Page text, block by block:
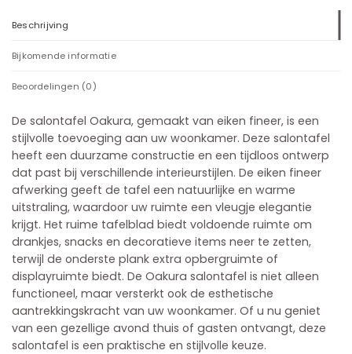
Beschrijving
Bijkomende informatie
Beoordelingen (0)
De salontafel Oakura, gemaakt van eiken fineer, is een
stijlvolle toevoeging aan uw woonkamer. Deze salontafel
heeft een duurzame constructie en een tijdloos ontwerp
dat past bij verschillende interieurstijlen. De eiken fineer
afwerking geeft de tafel een natuurlijke en warme
uitstraling, waardoor uw ruimte een vleugje elegantie
krijgt. Het ruime tafelblad biedt voldoende ruimte om
drankjes, snacks en decoratieve items neer te zetten,
terwijl de onderste plank extra opbergruimte of
displayruimte biedt. De Oakura salontafel is niet alleen
functioneel, maar versterkt ook de esthetische
aantrekkingskracht van uw woonkamer. Of u nu geniet
van een gezellige avond thuis of gasten ontvangt, deze
salontafel is een praktische en stijlvolle keuze.